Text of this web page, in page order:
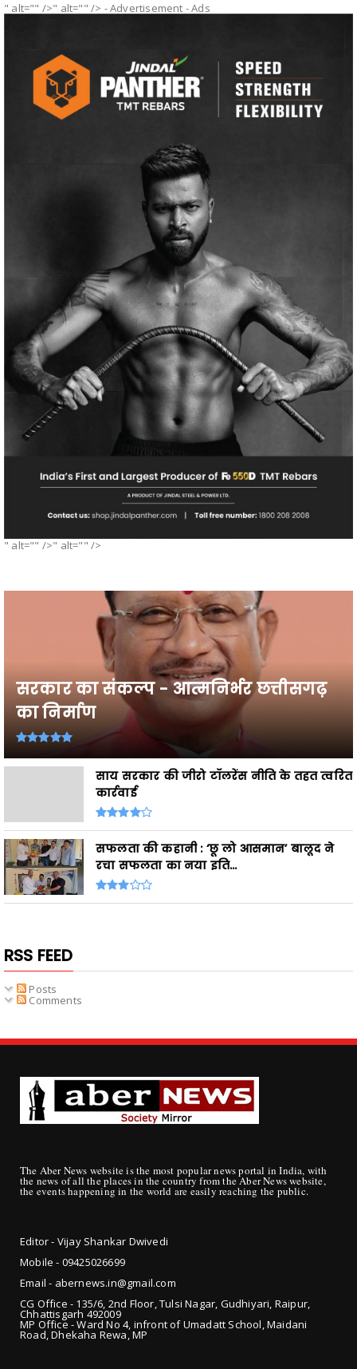
" alt="" />" alt="" /> - Advertisement -Ads
" alt="" />" alt="" />
सरकार का संकल्प - आत्मनिर्भर छत्तीसगढ़
का निर्माण
साय सरकार की जीरो टॉलरेंस नीति के तहत त्वरित
कार्रवाई
सफलता की कहानी : ‘छू लो आसमान’ बालूद ने
रचा सफलता का नया इति...
RSS FEED
Posts
Comments
The Aber News website is the most popular news portal in India, with
the news of all the places in the country from the Aber News website,
the events happening in the world are easily reaching the public.
Editor - Vijay Shankar Dwivedi
Mobile - 09425026699
Email - abernews.in@gmail.com
CG Office - 135/6, 2nd Floor, Tulsi Nagar, Gudhiyari, Raipur,
Chhattisgarh 492009
MP Office - Ward No 4, infront of Umadatt School, Maidani
Road, Dhekaha Rewa, MP